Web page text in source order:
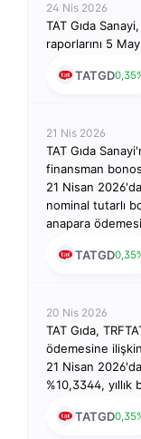
24 Nis 2026
TAT Gıda
raporlarını 5
TATGD
21 Nis 2026
TAT Gıda
finansman
21 Nisan
nominal tutarlı
anapara ödemesi
TATGD
20 Nis 2026
TAT Gıda,
ödemesine
21 Nisan
%10,3344, yıllık
TATGD